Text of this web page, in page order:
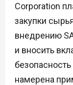
Corporation
закупки
внедрению
и вносить
намерена